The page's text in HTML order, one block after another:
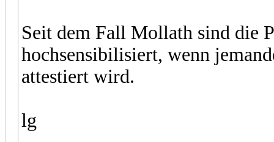
Seit dem Fall Mollath sind die
hochsensibilisiert, wenn
attestiert wird.
lg